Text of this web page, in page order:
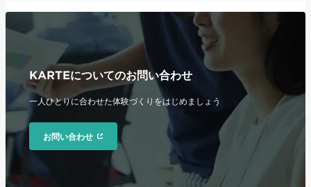
KARTEについてのお問い合わせ
一人ひとりに合わせた体験づくりをはじめましょう
お問い合わせ